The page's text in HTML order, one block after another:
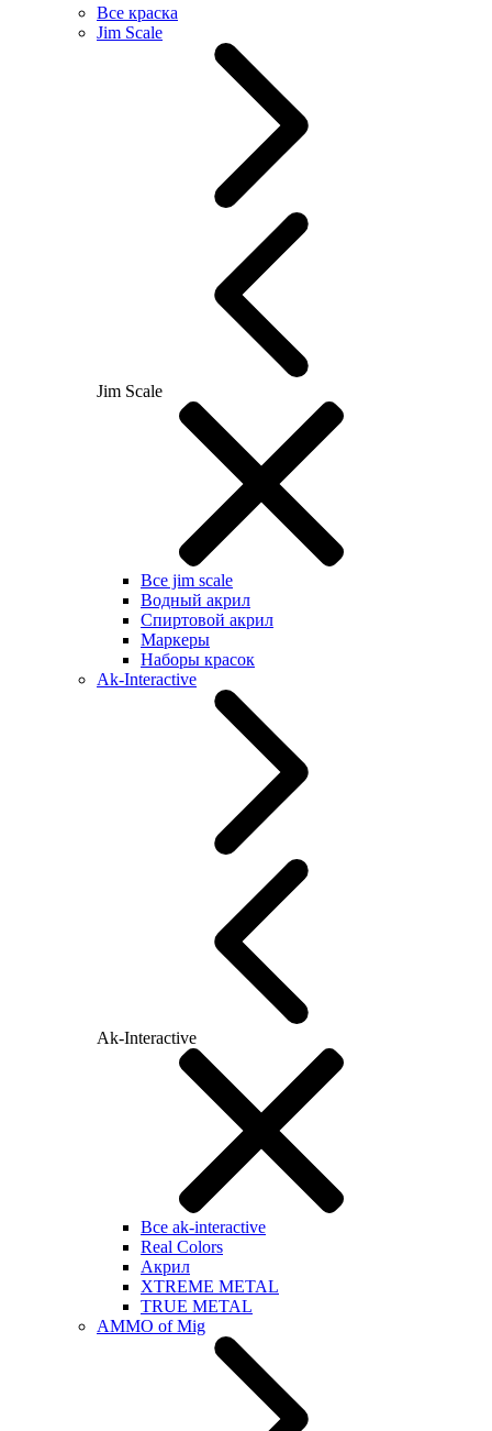
Все краска
Jim Scale
Jim Scale
Все jim scale
Водный акрил
Спиртовой акрил
Маркеры
Наборы красок
Ak-Interactive
Ak-Interactive
Все ak-interactive
Real Colors
Акрил
XTREME METAL
TRUE METAL
AMMO of Mig